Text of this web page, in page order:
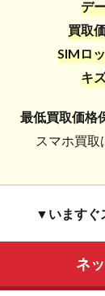
デ
買取
SIMロ
キ
最低買取価格
スマホ買取
▼いますぐ
ネ